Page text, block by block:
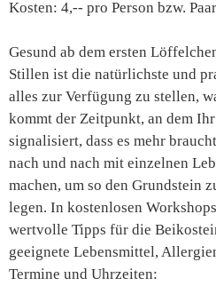
Kosten: 4,-- pro Person bzw. Paar
Gesund ab dem ersten
Stillen ist die natürlichste und
alles zur Verfügung zu stellen,
kommt der Zeitpunkt, an dem
signalisiert, dass es mehr
nach und nach mit einzelnen
machen, um so den Grundstein
legen. In kostenlosen
wertvolle Tipps für die
geeignete Lebensmittel,
Termine und Uhrzeiten: